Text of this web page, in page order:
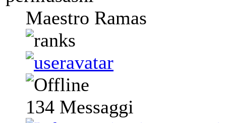
Maestro Ramas
134 Messaggi